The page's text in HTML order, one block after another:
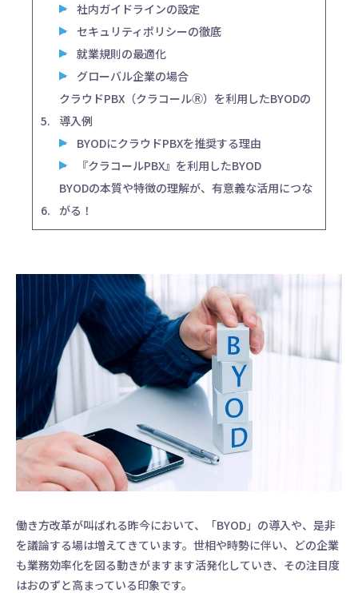
社内ガイドラインの設定
セキュリティポリシーの徹底
就業規則の最適化
グローバル企業の場合
クラウドPBX（クラコールⓇ）を利用したBYODの
導入例
BYODにクラウドPBXを推奨する理由
『クラコールPBX』を利用したBYOD
BYODの本質や特徴の理解が、有意義な活用につな
がる！
働き方改革が叫ばれる昨今において、「BYOD」の導入や、是非
を議論する場は増えてきています。世相や時勢に伴い、どの企業
も業務効率化を図る動きがますます活発化していき、その注目度
はおのずと高まっている印象です。